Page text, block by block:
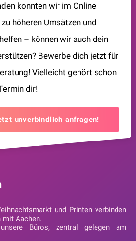
konnten wir im Online
höheren Umsätzen und
– können wir auch dein
Bewerbe dich jetzt für
Vielleicht gehört schon
dir!
unverbindlich anfragen!
und Printen verbinden
mit Aachen.
Büros, zentral gelegen am